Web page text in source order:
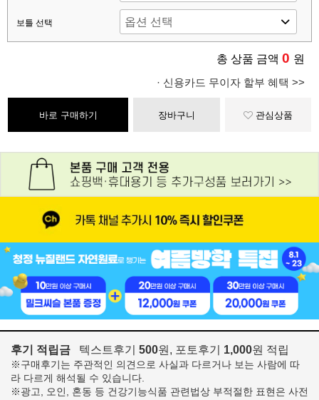
보틀 선택
총 상품 금액 0 원
· 신용카드 무이자 할부 혜택 >>
바로 구매하기 장바구니 관심상품
후기 적립금 텍스트후기 500원, 포토후기 1,000원 적립
※구매후기는 주관적인 의견으로 사실과 다르거나 보는 사람에 따
라 다르게 해석될 수 있습니다.
※광고, 오인, 혼동 등 건강기능식품 관련법상 부적절한 표현은 사전